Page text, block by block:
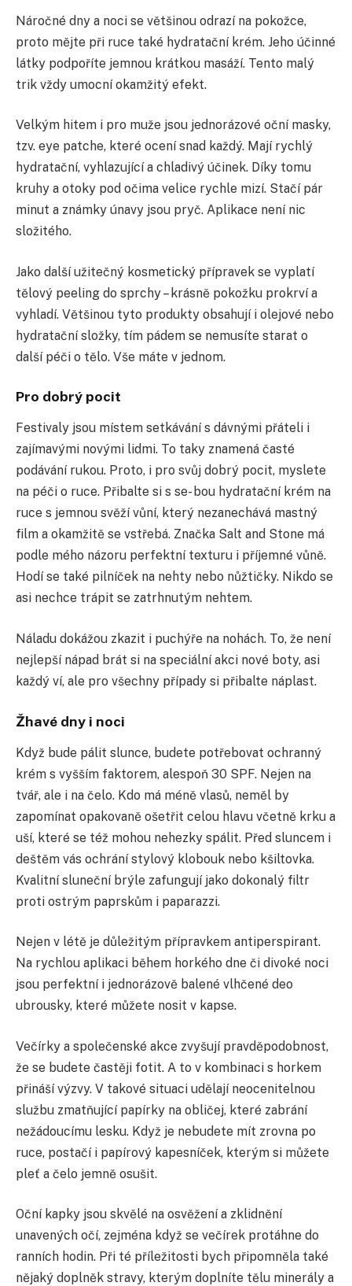
Náročné dny a noci se většinou odrazí na pokožce,
proto mějte při ruce také hydratační krém. Jeho účinné
látky podpoříte jemnou krátkou masáží. Tento malý
trik vždy umocní okamžitý efekt.
Velkým hitem i pro muže jsou jednorázové oční masky,
tzv. eye patche, které ocení snad každý. Mají rychlý
hydratační, vyhlazující a chladivý účinek. Díky tomu
kruhy a otoky pod očima velice rychle mizí. Stačí pár
minut a známky únavy jsou pryč. Aplikace není nic
složitého.
Jako další užitečný kosmetický přípravek se vyplatí
tělový peeling do sprchy – krásně pokožku prokrví a
vyhladí. Většinou tyto produkty obsahují i olejové nebo
hydratační složky, tím pádem se nemusíte starat o
další péči o tělo. Vše máte v jednom.
Pro dobrý pocit
Festivaly jsou místem setkávání s dávnými přáteli i
zajímavými novými lidmi. To taky znamená časté
podávání rukou. Proto, i pro svůj dobrý pocit, myslete
na péči o ruce. Přibalte si s se- bou hydratační krém na
ruce s jemnou svěží vůní, který nezanechává mastný
film a okamžitě se vstřebá. Značka Salt and Stone má
podle mého názoru perfektní texturu i příjemné vůně.
Hodí se také pilníček na nehty nebo nůžtičky. Nikdo se
asi nechce trápit se zatrhnutým nehtem.
Náladu dokážou zkazit i puchýře na nohách. To, že není
nejlepší nápad brát si na speciální akci nové boty, asi
každý ví, ale pro všechny případy si přibalte náplast.
Žhavé dny i noci
Když bude pálit slunce, budete potřebovat ochranný
krém s vyšším faktorem, alespoň 30 SPF. Nejen na
tvář, ale i na čelo. Kdo má méně vlasů, neměl by
zapomínat opakovaně ošetřit celou hlavu včetně krku a
uší, které se též mohou nehezky spálit. Před sluncem i
deštěm vás ochrání stylový klobouk nebo kšiltovka.
Kvalitní sluneční brýle zafungují jako dokonalý filtr
proti ostrým paprskům i paparazzi.
Nejen v létě je důležitým přípravkem antiperspirant.
Na rychlou aplikaci během horkého dne či divoké noci
jsou perfektní i jednorázově balené vlhčené deo
ubrousky, které můžete nosit v kapse.
Večírky a společenské akce zvyšují pravděpodobnost,
že se budete častěji fotit. A to v kombinaci s horkem
přináší výzvy. V takové situaci udělají neocenitelnou
službu zmatňující papírky na obličej, které zabrání
nežádoucímu lesku. Když je nebudete mít zrovna po
ruce, postačí i papírový kapesníček, kterým si můžete
pleť a čelo jemně osušit.
Oční kapky jsou skvělé na osvěžení a zklidnění
unavených očí, zejména když se večírek protáhne do
ranních hodin. Při té příležitosti bych připomněla také
nějaký doplněk stravy, kterým doplníte tělu minerály a